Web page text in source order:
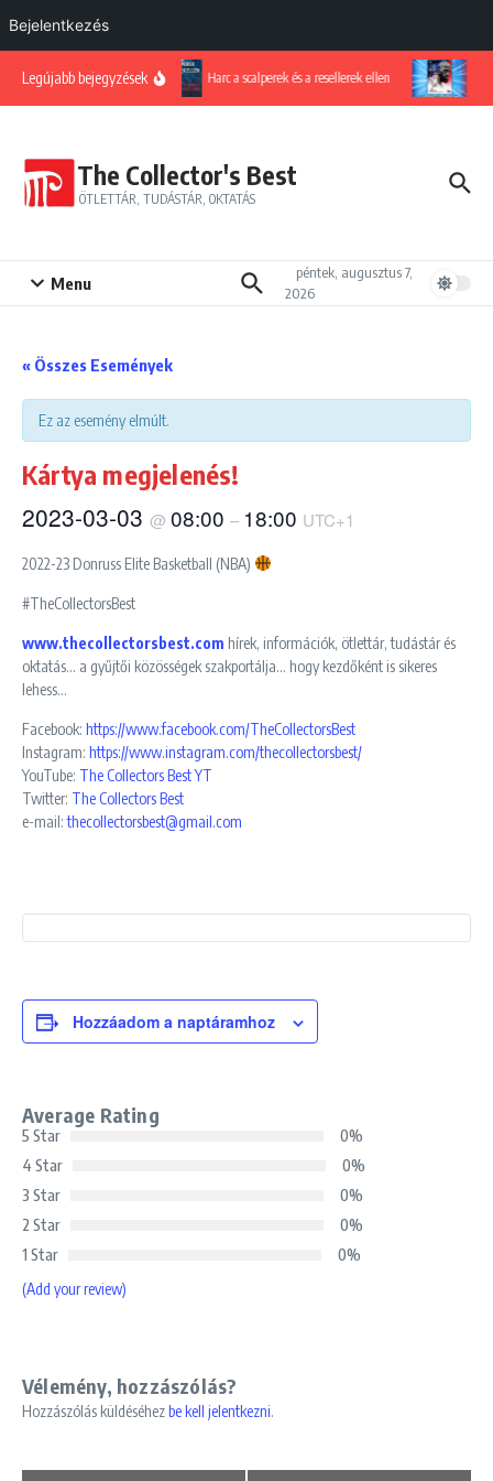
Bejelentkezés
Legújabb bejegyzések
Harc a scalperek és a resellerek ellen
The Collector's Best
ÖTLETTÁR, TUDÁSTÁR, OKTATÁS
Menu
péntek, augusztus 7,
2026
« Összes Események
Ez az esemény elmúlt.
Kártya megjelenés!
2023-03-03 @ 08:00 – 18:00 UTC+1
2022-23 Donruss Elite Basketball (NBA)
#TheCollectorsBest
www.thecollectorsbest.com hírek, információk, ötlettár, tudástár és
oktatás… a gyűjtői közösségek szakportálja… hogy kezdőként is sikeres
lehess…
Facebook: https://www.facebook.com/TheCollectorsBest
Instagram: https://www.instagram.com/thecollectorsbest/
YouTube: The Collectors Best YT
Twitter: The Collectors Best
e-mail:thecollectorsbest@gmail.com
Hozzáadom a naptáramhoz
Average Rating
5 Star
0%
4 Star
0%
3 Star
0%
2 Star
0%
1 Star
0%
(Add your review)
Vélemény, hozzászólás?
Hozzászólás küldéséhezbe kell jelentkezni.